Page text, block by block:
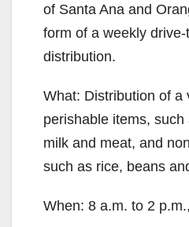
of Santa Ana and
form of a weekly
distribution.
What: Distribution of a
perishable items,
milk and meat, and
such as rice, beans
When: 8 a.m. to 2